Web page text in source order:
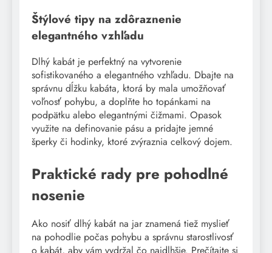
Štýlové tipy na zdôraznenie
elegantného vzhľadu
Dlhý kabát je perfektný na vytvorenie
sofistikovaného a elegantného vzhľadu. Dbajte na
správnu dĺžku kabáta, ktorá by mala umožňovať
voľnosť pohybu, a doplňte ho topánkami na
podpätku alebo elegantnými čižmami. Opasok
využite na definovanie pásu a pridajte jemné
šperky či hodinky, ktoré zvýraznia celkový dojem.
Praktické rady pre pohodlné
nosenie
Ako nosiť dlhý kabát na jar znamená tiež myslieť
na pohodlie počas pohybu a správnu starostlivosť